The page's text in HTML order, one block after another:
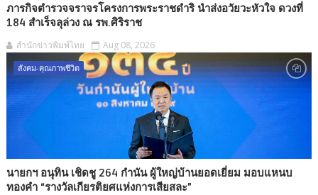
ภารกิจตำรวจจราจรโครงการพระราชดำริ นำส่งอวัยวะหัวใจ ดวงที่
184 สำเร็จลุล่วง ณ รพ.ศิริราช
สำนักข่าวพิมพ์ไทย Aug 08, 2026
สังคม-คุณภาพชีวิต
นายกฯ อนุทิน เชิดชู 264 กำนัน ผู้ใหญ่บ้านยอดเยี่ยม มอบแหนบ
ทองคำ “รางวัลเกียรติยศแห่งการเสียสละ”